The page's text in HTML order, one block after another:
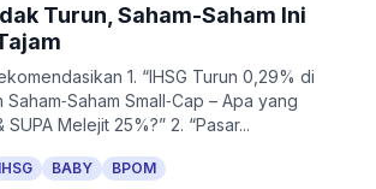
Turun, Saham-Saham Ini
1. “IHSG Turun 0,29% di
Small‑Cap – Apa yang
Melejit 25%?” 2. “Pasar...
IHSG BABY BPOM